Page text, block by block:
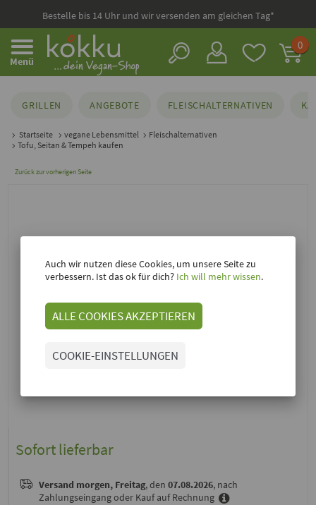
Bestelle bis 14 Uhr und wir versenden am gleichen Tag*
Menü
0
GRILLEN ANGEBOTE FLEISCHALTERNATIVEN
Startseite vegane Lebensmittel
Fleischalternativen
Tofu, Seitan & Tempeh kaufen
Zurück zur vorherigen Seite
Sofort lieferbar
Versand morgen, Freitag, den07.08.2026, nach
Zahlungseingang oder Kauf auf Rechnung
Auch wir nutzen diese Cookies, um unsere Seite zu
verbessern. Ist das ok für dich? Ich will mehr wissen.
ALLE COOKIES AKZEPTIEREN
COOKIE-EINSTELLUNGEN